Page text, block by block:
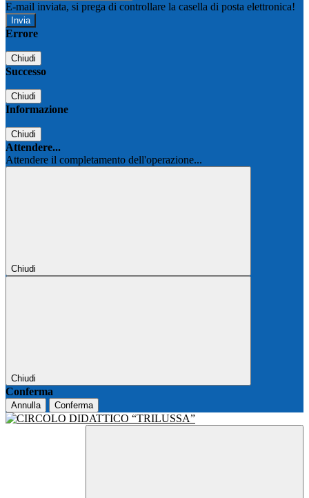
E-mail inviata, si prega di controllare la casella di posta elettronica!
Errore
Chiudi
Successo
Chiudi
Informazione
Chiudi
Attendere...
Attendere il completamento dell'operazione...
Chiudi
Chiudi
Conferma
Annulla Conferma